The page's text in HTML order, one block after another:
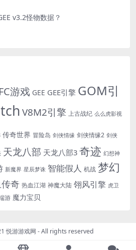
v3.2怪物数据？
FC游戏 GEE GEE引擎 GOM引
V8M2引擎 上古战纪 么么虎影视
传奇世界 冒险岛 剑侠情缘 剑侠情缘2 剑侠
天龙八部 天龙八部3 奇迹 幻想神
新魔界 星辰梦诛 智能假人 机战 梦幻
奇 热血江湖 神魔大陆 翎风引擎 虎卫
游 魔力宝贝
悦游游戏网 - All rights reserved